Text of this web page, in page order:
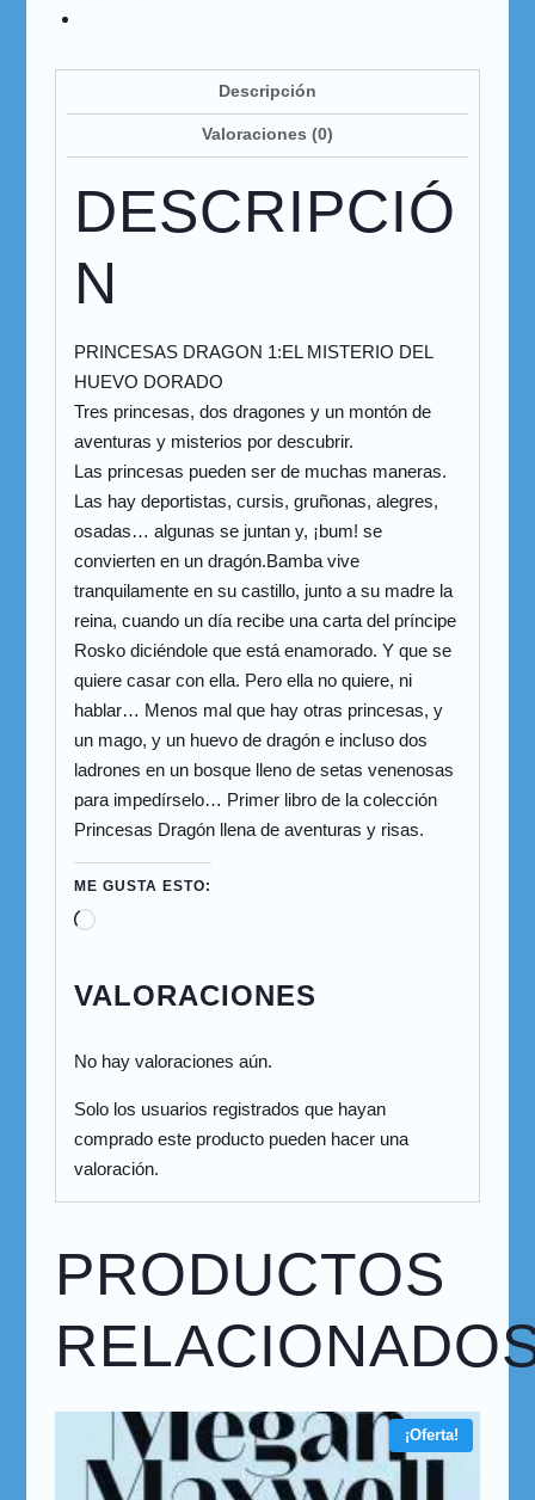
Descripción
Valoraciones (0)
DESCRIPCIÓ
N
PRINCESAS DRAGON 1:EL MISTERIO DEL
HUEVO DORADO
Tres princesas, dos dragones y un montón de
aventuras y misterios por descubrir.
Las princesas pueden ser de muchas maneras.
Las hay deportistas, cursis, gruñonas, alegres,
osadas… algunas se juntan y, ¡bum! se
convierten en un dragón.Bamba vive
tranquilamente en su castillo, junto a su madre la
reina, cuando un día recibe una carta del príncipe
Rosko diciéndole que está enamorado. Y que se
quiere casar con ella. Pero ella no quiere, ni
hablar… Menos mal que hay otras princesas, y
un mago, y un huevo de dragón e incluso dos
ladrones en un bosque lleno de setas venenosas
para impedírselo… Primer libro de la colección
Princesas Dragón llena de aventuras y risas.
ME GUSTA ESTO:
VALORACIONES
No hay valoraciones aún.
Solo los usuarios registrados que hayan
comprado este producto pueden hacer una
valoración.
PRODUCTOS
¡Oferta!